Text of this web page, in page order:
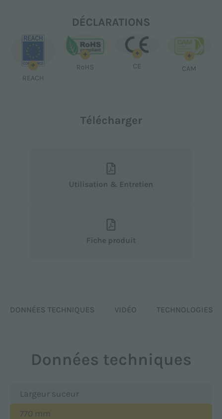
DONNÉES TECHNIQUES VIDÉO TECHNOLOGIES
Données techniques
Largeur suceur
770 mm
DÉCLARATIONS
+
REACH
+
RoHS
+
CE
+
CAM
Télécharger
Utilisation & Entretien
Fiche produit